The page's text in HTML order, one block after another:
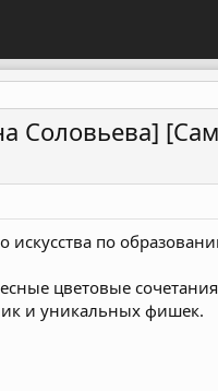
Соловьева]
искусства по
цветовые
и уникальных фишек.